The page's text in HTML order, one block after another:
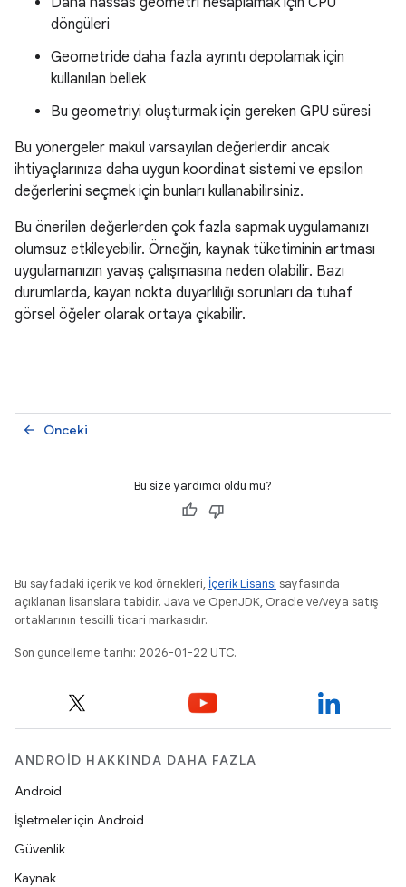
döngüleri
Geometride daha fazla ayrıntı depolamak için
kullanılan bellek
Bu geometriyi oluşturmak için gereken GPU süresi
Bu yönergeler makul varsayılan değerlerdir ancak
ihtiyaçlarınıza daha uygun koordinat sistemi ve epsilon
değerlerini seçmek için bunları kullanabilirsiniz.
Bu önerilen değerlerden çok fazla sapmak uygulamanızı
olumsuz etkileyebilir. Örneğin, kaynak tüketiminin artması
uygulamanızın yavaş çalışmasına neden olabilir. Bazı
durumlarda, kayan nokta duyarlılığı sorunları da tuhaf
görsel öğeler olarak ortaya çıkabilir.
Önceki
arrow_back
Bu size yardımcı oldu mu?
Bu sayfadaki içerik ve kod örnekleri, İçerik Lisansı sayfasında
açıklanan lisanslara tabidir. Java ve OpenJDK, Oracle ve/veya satış
ortaklarının tescilli ticari markasıdır.
Son güncelleme tarihi: 2026-01-22 UTC.
ANDROID HAKKINDA DAHA FAZLA
Android
İşletmeler için Android
Güvenlik
Kaynak